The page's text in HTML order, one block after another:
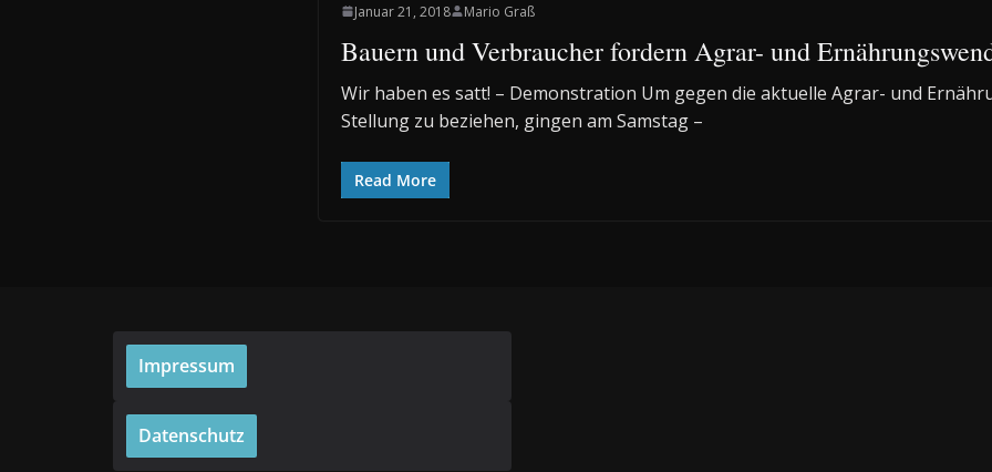
Januar 21, 2018 Mario Graß
Bauern und Verbraucher fordern Agrar- und
Wir haben es satt! – Demonstration Um gegen die aktuelle Agrar- und
Stellung zu beziehen, gingen am Samstag –
Read More
Impressum
Datenschutz